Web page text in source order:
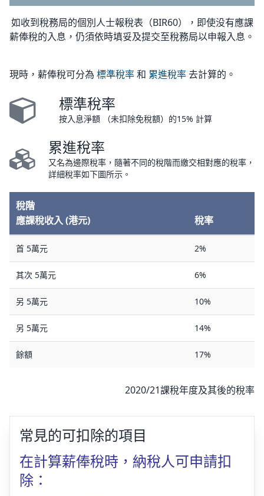
如收到稅務局的個別人士報稅表（BIR60），即使没有應課
薪俸稅的入息，仍須依時填妥及提交至稅務局以申報入息。
現時，薪俸稅可分為 標準稅率和 累進稅率去計算的。
標準稅率
按入息淨額 （未扣除免稅額）的15% 計算
累進稅率
又名為邊際稅率，隨著不同的稅階而繳交相對應的稅率，
詳細稅率如下圖所示。
稅階
應課稅收入 (港元)
稅率
首 5萬元 2%
其次 5萬元 6%
另 5萬元 10%
另 5萬元 14%
餘額 17%
2020/21課稅年度及其後的稅率
常見的可扣除的項目
在計算薪俸稅時，納稅人可申請扣
除：